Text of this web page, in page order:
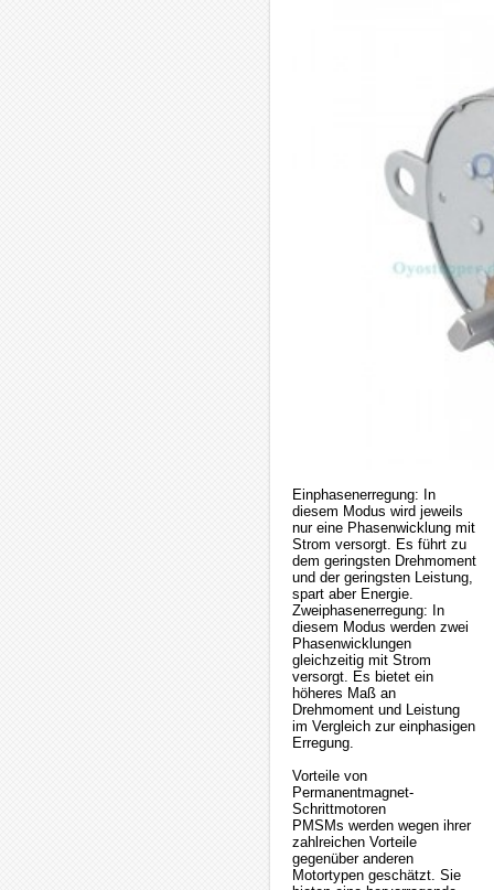
Einphasenerregung: In
diesem Modus wird jeweils
nur eine Phasenwicklung mit
Strom versorgt. Es führt zu
dem geringsten Drehmoment
und der geringsten Leistung,
spart aber Energie.
Zweiphasenerregung: In
diesem Modus werden zwei
Phasenwicklungen
gleichzeitig mit Strom
versorgt. Es bietet ein
höheres Maß an
Drehmoment und Leistung
im Vergleich zur einphasigen
Erregung.
Vorteile von
Permanentmagnet-
Schrittmotoren
PMSMs werden wegen ihrer
zahlreichen Vorteile
gegenüber anderen
Motortypen geschätzt. Sie